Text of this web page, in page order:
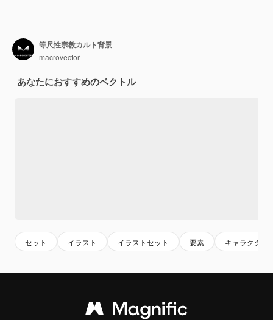
等尺性宗教カルト背景
macrovector
あなたにおすすめのベクトル
セット イラスト イラストセット 要素 キャラクター